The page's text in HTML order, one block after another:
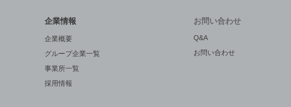
企業情報
企業概要
グループ企業一覧
事業所一覧
採用情報
お問い合わせ
Q&A
お問い合わせ